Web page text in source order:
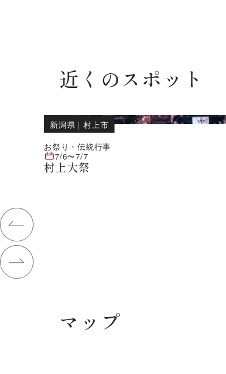
近くのスポット
新潟県 ｜村上市
お祭り・伝統行事
7/6〜7/7
村上大祭
マップ